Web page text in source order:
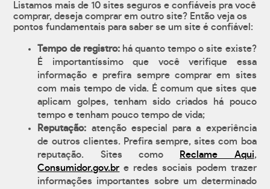
Listamos mais de 10 sites seguros e confiáveis pra você
comprar, deseja comprar em outro site? Então veja os
pontos fundamentais para saber se um site é confiável:
Tempo de registro:há quanto tempo o site existe?
É importantíssimo que você verifique essa
informação e prefira sempre comprar em sites
com mais tempo de vida. É comum que sites que
aplicam golpes, tenham sido criados há pouco
tempo e tenham pouco tempo de vida;
Reputação: atenção especial para a experiência
de outros clientes. Prefira sempre, sites com boa
reputação. Sites como
Reclame Aqui,
Consumidor.gov.br e redes sociais podem trazer
informações importantes sobre um determinado